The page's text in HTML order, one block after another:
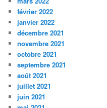
février 2022
janvier 2022
décembre 2021
novembre 2021
octobre 2021
septembre 2021
août 2021
juillet 2021
juin 2021